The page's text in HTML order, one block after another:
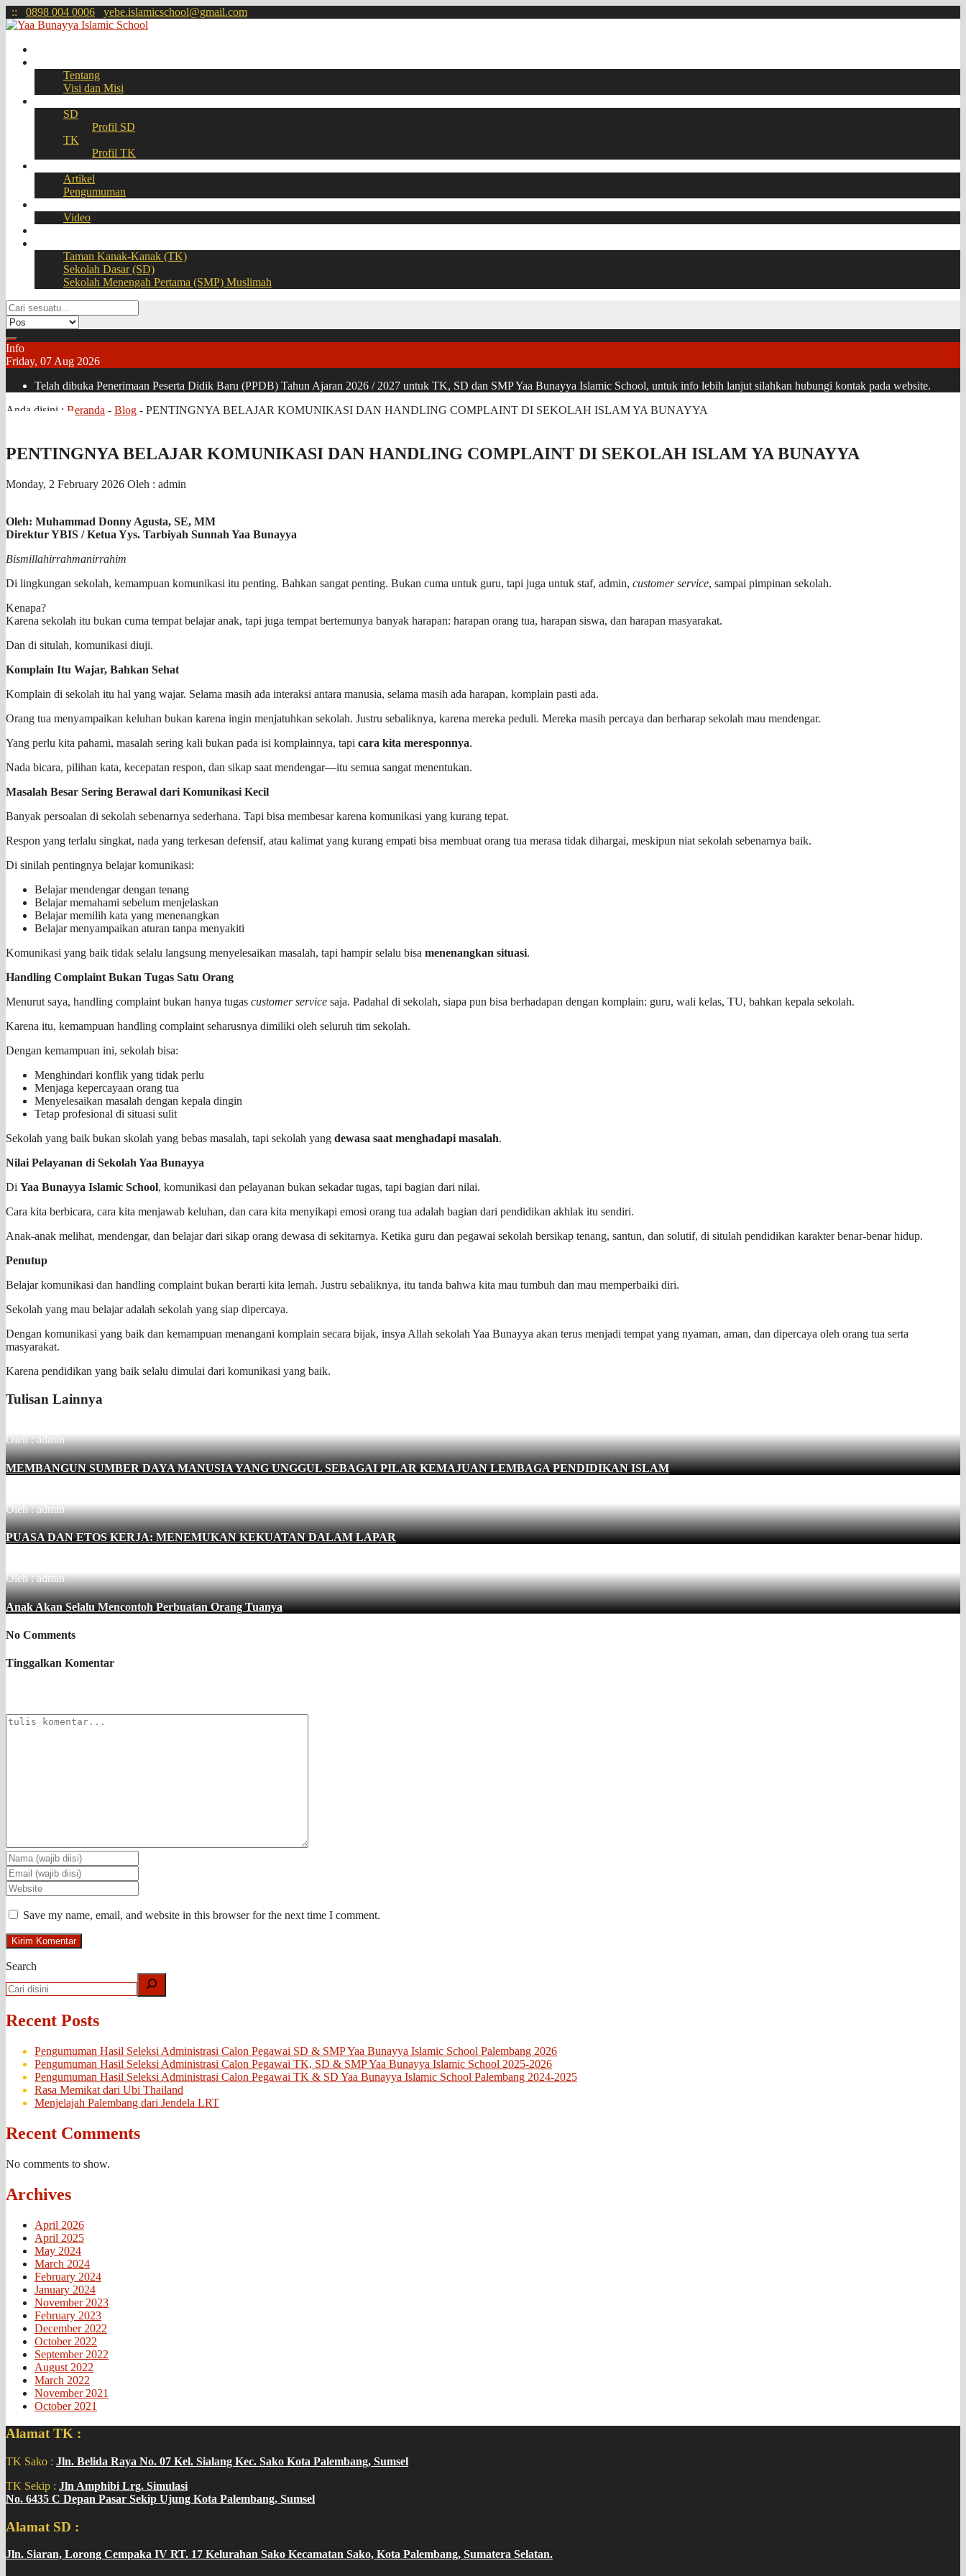
:: 0898 004 0006 yebe.islamicschool@gmail.com
Tentang
Visi dan Misi
SD
Profil SD
TK
Profil TK
Artikel
Pengumuman
Video
Taman Kanak-Kanak (TK)
Sekolah Dasar (SD)
Sekolah Menengah Pertama (SMP) Muslimah
Info
Friday, 07 Aug 2026
Telah dibuka Penerimaan Peserta Didik Baru (PPDB) Tahun Ajaran 2026 / 2027 untuk TK, SD dan SMP Yaa Bunayya Islamic School, untuk info lebih lanjut silahkan hubungi kontak pada website.
Anda disini : Beranda - Blog - PENTINGNYA BELAJAR KOMUNIKASI DAN HANDLING COMPLAINT DI SEKOLAH ISLAM YA BUNAYYA
PENTINGNYA BELAJAR KOMUNIKASI DAN HANDLING COMPLAINT DI SEKOLAH ISLAM YA BUNAYYA
Monday, 2 February 2026 Oleh : admin
Oleh: Muhammad Donny Agusta, SE, MM
Direktur YBIS / Ketua Yys. Tarbiyah Sunnah Yaa Bunayya
Bismillahirrahmanirrahim
Di lingkungan sekolah, kemampuan komunikasi itu penting. Bahkan sangat penting. Bukan cuma untuk guru, tapi juga untuk staf, admin, customer service, sampai pimpinan sekolah.
Kenapa?
Karena sekolah itu bukan cuma tempat belajar anak, tapi juga tempat bertemunya banyak harapan: harapan orang tua, harapan siswa, dan harapan masyarakat.
Dan di situlah, komunikasi diuji.
Komplain Itu Wajar, Bahkan Sehat
Komplain di sekolah itu hal yang wajar. Selama masih ada interaksi antara manusia, selama masih ada harapan, komplain pasti ada.
Orang tua menyampaikan keluhan bukan karena ingin menjatuhkan sekolah. Justru sebaliknya, karena mereka peduli. Mereka masih percaya dan berharap sekolah mau mendengar.
Yang perlu kita pahami, masalah sering kali bukan pada isi komplainnya, tapi cara kita meresponnya.
Nada bicara, pilihan kata, kecepatan respon, dan sikap saat mendengar—itu semua sangat menentukan.
Masalah Besar Sering Berawal dari Komunikasi Kecil
Banyak persoalan di sekolah sebenarnya sederhana. Tapi bisa membesar karena komunikasi yang kurang tepat.
Respon yang terlalu singkat, nada yang terkesan defensif, atau kalimat yang kurang empati bisa membuat orang tua merasa tidak dihargai, meskipun niat sekolah sebenarnya baik.
Di sinilah pentingnya belajar komunikasi:
Belajar mendengar dengan tenang
Belajar memahami sebelum menjelaskan
Belajar memilih kata yang menenangkan
Belajar menyampaikan aturan tanpa menyakiti
Komunikasi yang baik tidak selalu langsung menyelesaikan masalah, tapi hampir selalu bisa menenangkan situasi.
Handling Complaint Bukan Tugas Satu Orang
Menurut saya, handling complaint bukan hanya tugas customer service saja. Padahal di sekolah, siapa pun bisa berhadapan dengan komplain: guru, wali kelas, TU, bahkan kepala sekolah.
Karena itu, kemampuan handling complaint seharusnya dimiliki oleh seluruh tim sekolah.
Dengan kemampuan ini, sekolah bisa:
Menghindari konflik yang tidak perlu
Menjaga kepercayaan orang tua
Menyelesaikan masalah dengan kepala dingin
Tetap profesional di situasi sulit
Sekolah yang baik bukan skolah yang bebas masalah, tapi sekolah yang dewasa saat menghadapi masalah.
Nilai Pelayanan di Sekolah Yaa Bunayya
Di Yaa Bunayya Islamic School, komunikasi dan pelayanan bukan sekadar tugas, tapi bagian dari nilai.
Cara kita berbicara, cara kita menjawab keluhan, dan cara kita menyikapi emosi orang tua adalah bagian dari pendidikan akhlak itu sendiri.
Anak-anak melihat, mendengar, dan belajar dari sikap orang dewasa di sekitarnya. Ketika guru dan pegawai sekolah bersikap tenang, santun, dan solutif, di situlah pendidikan karakter benar-benar hidup.
Penutup
Belajar komunikasi dan handling complaint bukan berarti kita lemah. Justru sebaliknya, itu tanda bahwa kita mau tumbuh dan mau memperbaiki diri.
Sekolah yang mau belajar adalah sekolah yang siap dipercaya.
Dengan komunikasi yang baik dan kemampuan menangani komplain secara bijak, insya Allah sekolah Yaa Bunayya akan terus menjadi tempat yang nyaman, aman, dan dipercaya oleh orang tua serta
masyarakat.
Karena pendidikan yang baik selalu dimulai dari komunikasi yang baik.
Tulisan Lainnya
Oleh : admin
MEMBANGUN SUMBER DAYA MANUSIA YANG UNGGUL SEBAGAI PILAR KEMAJUAN LEMBAGA PENDIDIKAN ISLAM
Oleh : admin
PUASA DAN ETOS KERJA: MENEMUKAN KEKUATAN DALAM LAPAR
Oleh : admin
Anak Akan Selalu Mencontoh Perbuatan Orang Tuanya
No Comments
Tinggalkan Komentar
Save my name, email, and website in this browser for the next time I comment.
Search
Recent Posts
Pengumuman Hasil Seleksi Administrasi Calon Pegawai SD & SMP Yaa Bunayya Islamic School Palembang 2026
Pengumuman Hasil Seleksi Administrasi Calon Pegawai TK, SD & SMP Yaa Bunayya Islamic School 2025-2026
Pengumuman Hasil Seleksi Administrasi Calon Pegawai TK & SD Yaa Bunayya Islamic School Palembang 2024-2025
Rasa Memikat dari Ubi Thailand
Menjelajah Palembang dari Jendela LRT
Recent Comments
No comments to show.
Archives
April 2026
April 2025
May 2024
March 2024
February 2024
January 2024
November 2023
February 2023
December 2022
October 2022
September 2022
August 2022
March 2022
November 2021
October 2021
Alamat TK :
TK Sako : Jln. Belida Raya No. 07 Kel. Sialang Kec. Sako Kota Palembang, Sumsel
TK Sekip : Jln Amphibi Lrg. Simulasi
No. 6435 C Depan Pasar Sekip Ujung Kota Palembang, Sumsel
Alamat SD :
Jln. Siaran, Lorong Cempaka IV RT. 17 Kelurahan Sako Kecamatan Sako, Kota Palembang, Sumatera Selatan.